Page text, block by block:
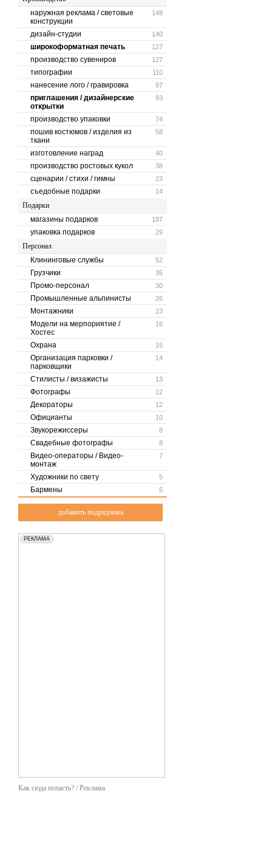
148
наружная реклама / световые
конструкции
140
дизайн-студии
127
широкоформатная печать
127
производство сувениров
110
типографии
97
нанесение лого / гравировка
93
приглашения / дизайнерские
открытки
74
производство упаковки
58
пошив костюмов / изделия из
ткани
40
изготовление наград
38
производство ростовых кукол
23
сценарии / стихи / гимны
14
съедобные подарки
Подарки
187
магазины подарков
29
упаковка подарков
Персонал
52
Клининговые службы
35
Грузчики
30
Промо-персонал
26
Промышленные альпинисты
23
Монтажники
16
Модели на мерпориятие /
Хостес
15
Охрана
14
Организация парковки /
парковщики
13
Стилисты / визажисты
12
Фотографы
12
Декораторы
10
Официанты
8
Звукорежиссеры
8
Свадебные фотографы
7
Видео-операторы / Видео-
монтаж
5
Художники по свету
5
Бармены
добавить подрядчика
Как сюда попасть? / Реклама